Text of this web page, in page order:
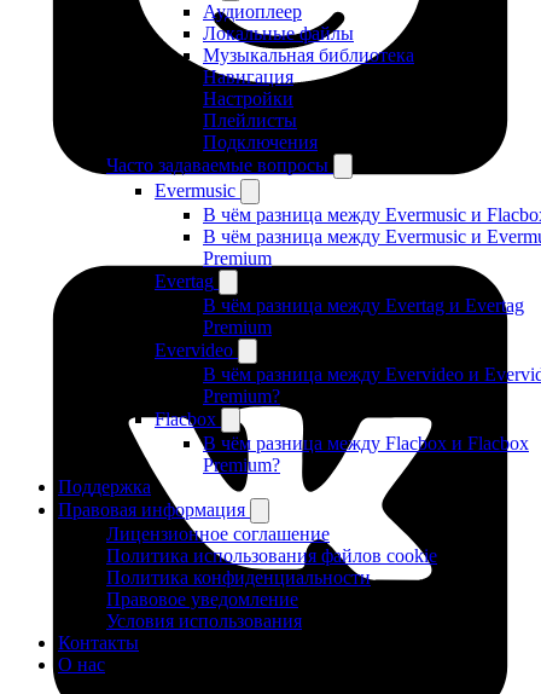
Аудиоплеер
Локальные файлы
Музыкальная библиотека
Навигация
Настройки
Плейлисты
Подключения
Часто задаваемые вопросы
Evermusic
В чём разница между Evermusic и
В чём разница между Evermusic и
Premium
Evertag
В чём разница между Evertag и Evertag
Premium
Evervideo
В чём разница между Evervideo и
Premium?
Flacbox
В чём разница между Flacbox и Flacbox
Premium?
Поддержка
Правовая информация
Лицензионное соглашение
Политика использования файлов cookie
Политика конфиденциальности
Правовое уведомление
Условия использования
Контакты
О нас